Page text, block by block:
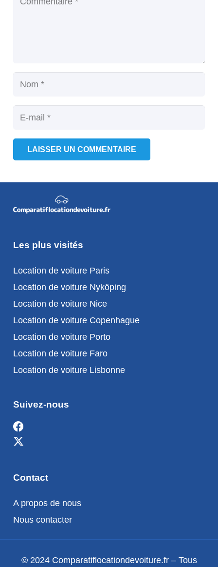
LAISSER UN COMMENTAIRE
Les plus visités
Location de voiture Paris
Location de voiture Nyköping
Location de voiture Nice
Location de voiture Copenhague
Location de voiture Porto
Location de voiture Faro
Location de voiture Lisbonne
Suivez-nous
Contact
A propos de nous
Nous contacter
© 2024 Comparatiflocationdevoiture.fr – Tous